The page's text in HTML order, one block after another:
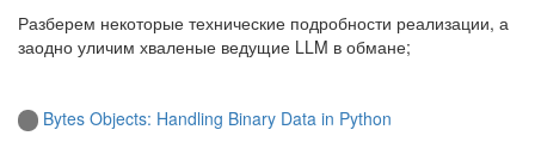
Разберем некоторые технические подробности реализации, а
заодно уличим хваленые ведущие LLM в обмане;
Bytes Objects: Handling Binary Data in Python